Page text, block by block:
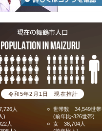
令和5年2月1日 現在推計
人
)
人
○ 世帯数 34,549世帯
(前年比-326世帯)
○ 女 38,704人